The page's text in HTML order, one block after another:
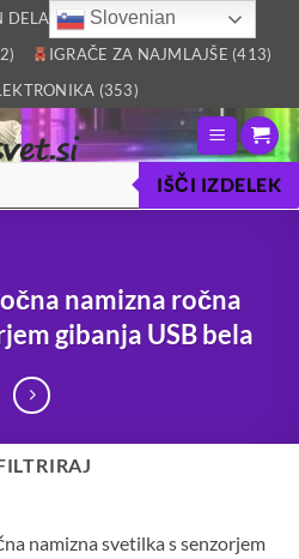
DELAVNICA (2805)
IGRAČE ZA NAJMLAJŠE (413)
(353)
IŠČI IZDELEK
namizna ročna
gibanja USB bela
Slovenian